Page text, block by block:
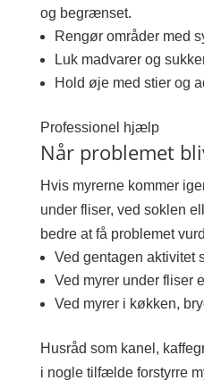
og begrænset.
Rengør områder med
Luk madvarer og
Hold øje med stier og
Professionel hjælp
Når problemet
Hvis myrerne kommer
under fliser, ved soklen
bedre at få problemet
Ved gentagen aktivitet
Ved myrer under fliser
Ved myrer i køkken,
Husråd som kanel,
i nogle tilfælde forstyrre